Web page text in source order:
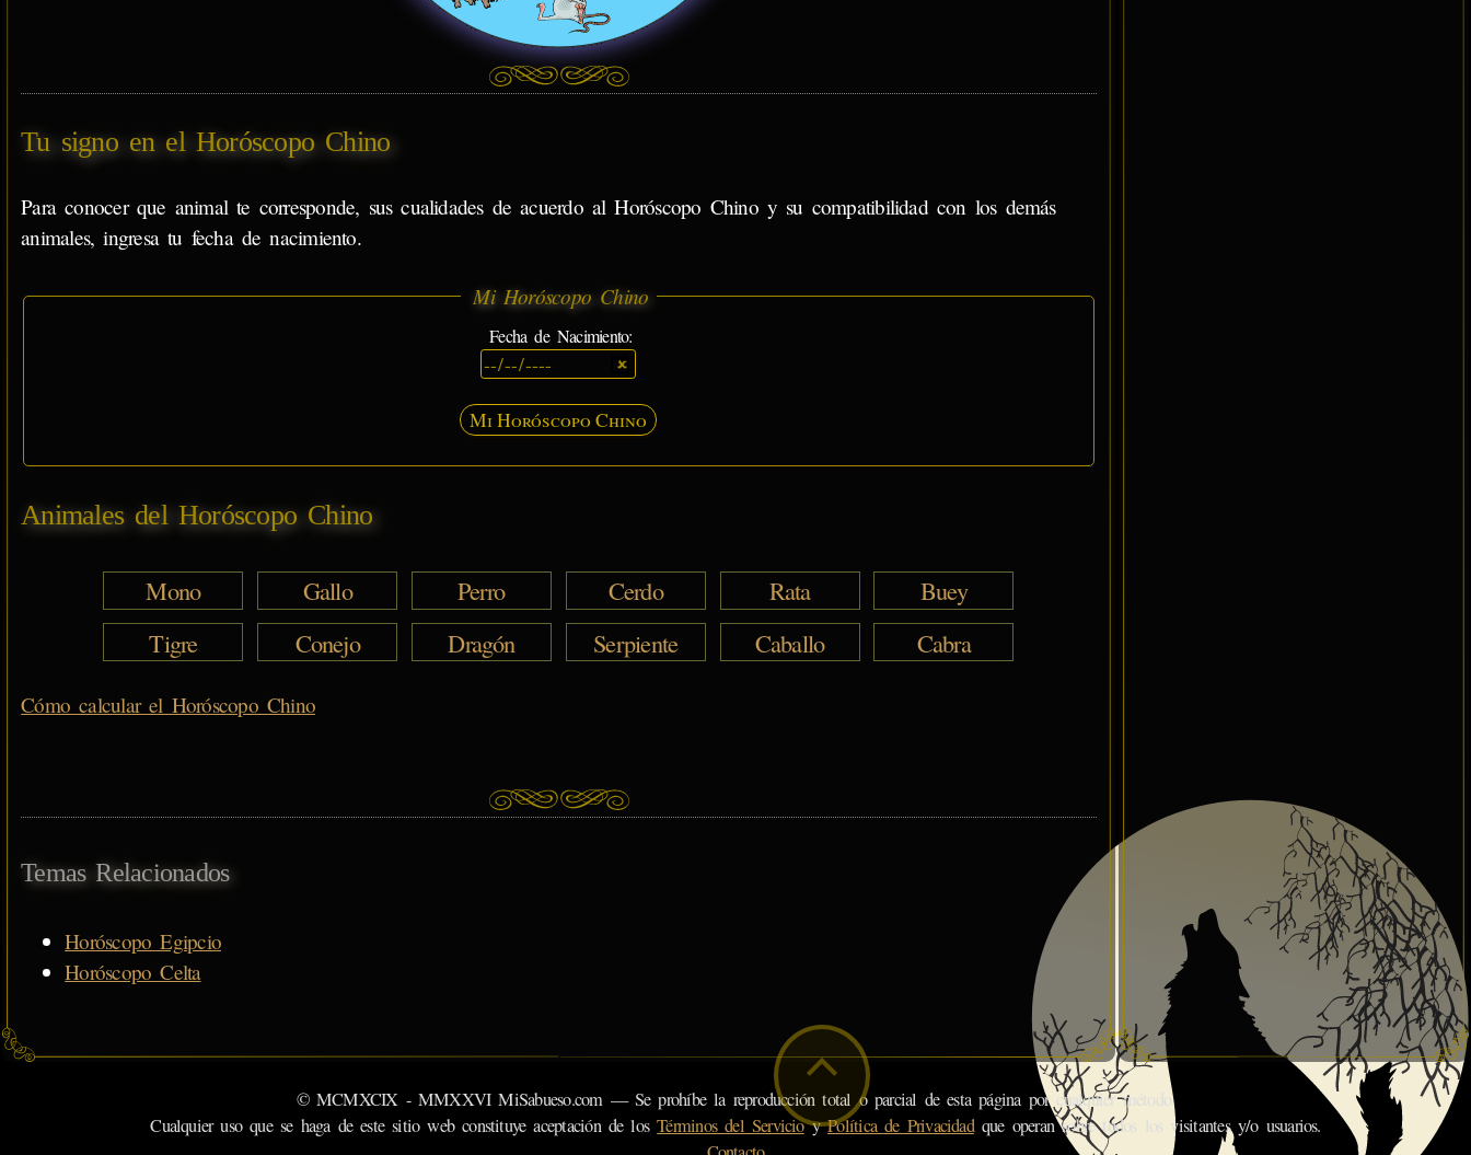
Tu signo en el Horóscopo Chino
Para conocer que animal te corresponde, sus cualidades de acuerdo al Horóscopo Chino y su compatibilidad con los demás
animales, ingresa tu fecha de nacimiento.
Mi Horóscopo Chino
Fecha de Nacimiento:
Mi Horóscopo Chino
Animales del Horóscopo Chino
Mono Gallo Perro Cerdo Rata
Buey
Tigre
Conejo Dragón Serpiente Caballo Cabra
Cómo calcular el Horóscopo Chino
Temas Relacionados
Horóscopo Egipcio
Horóscopo Celta
© MCMXCIX - MMXXVI MiSabueso.com — Se prohíbe la reproducción total o parcial de esta página por cualquier método.
Cualquier uso que se haga de este sitio web constituye aceptación de losTérminos del ServicioyPolítica de Privacidadque operan sobre todos los visitantes y/o usuarios.